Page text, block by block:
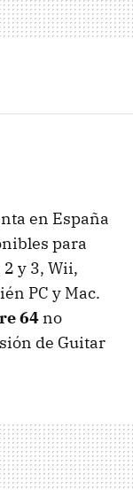
en España
para
y 3, Wii,
PC y Mac.
64 no
de Guitar